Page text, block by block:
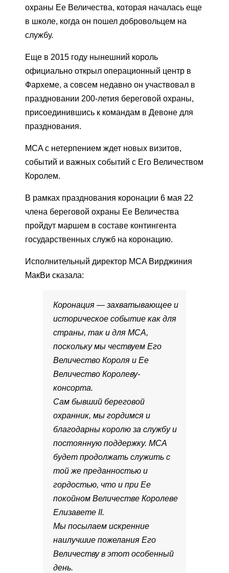
охраны Ее Величества, которая началась еще
в школе, когда он пошел добровольцем на
службу.
Еще в 2015 году нынешний король
официально открыл операционный центр в
Фархеме, а совсем недавно он участвовал в
праздновании 200-летия береговой охраны,
присоединившись к командам в Девоне для
празднования.
MCA с нетерпением ждет новых визитов,
событий и важных событий с Его Величеством
Королем.
В рамках празднования коронации 6 мая 22
члена береговой охраны Ее Величества
пройдут маршем в составе контингента
государственных служб на коронацию.
Исполнительный директор MCA Вирджиния
МакВи сказала:
Коронация — захватывающее и
историческое событие как для
страны, так и для MCA,
поскольку мы чествуем Его
Величество Короля и Ее
Величество Королеву-
консорта.
Сам бывший береговой
охранник, мы гордимся и
благодарны королю за службу и
постоянную поддержку. MCA
будет продолжать служить с
той же преданностью и
гордостью, что и при Ее
покойном Величестве Королеве
Елизавете II.
Мы посылаем искренние
наилучшие пожелания Его
Величеству в этот особенный
день.